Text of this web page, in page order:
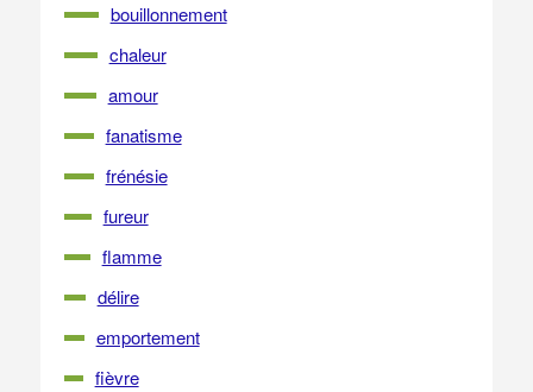
bouillonnement
chaleur
amour
fanatisme
frénésie
fureur
flamme
délire
emportement
fièvre